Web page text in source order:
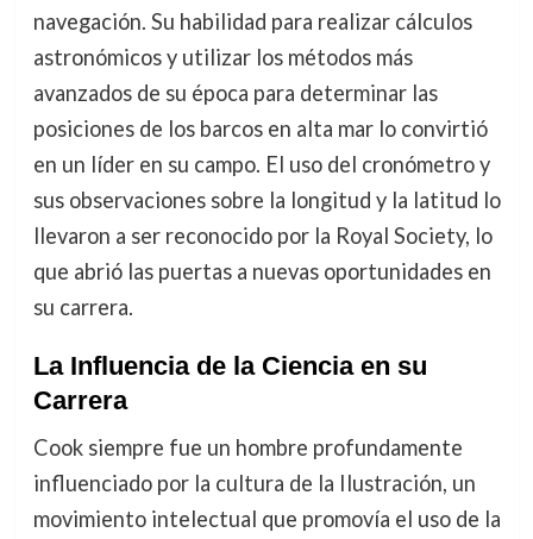
navegación. Su habilidad para realizar cálculos
astronómicos y utilizar los métodos más
avanzados de su época para determinar las
posiciones de los barcos en alta mar lo convirtió
en un líder en su campo. El uso del cronómetro y
sus observaciones sobre la longitud y la latitud lo
llevaron a ser reconocido por la Royal Society, lo
que abrió las puertas a nuevas oportunidades en
su carrera.
La Influencia de la Ciencia en su
Carrera
Cook siempre fue un hombre profundamente
influenciado por la cultura de la Ilustración, un
movimiento intelectual que promovía el uso de la